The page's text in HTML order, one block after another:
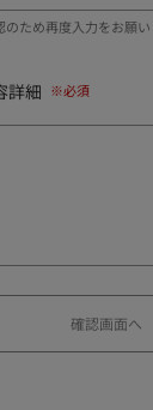
のため再度入力をお願
詳細